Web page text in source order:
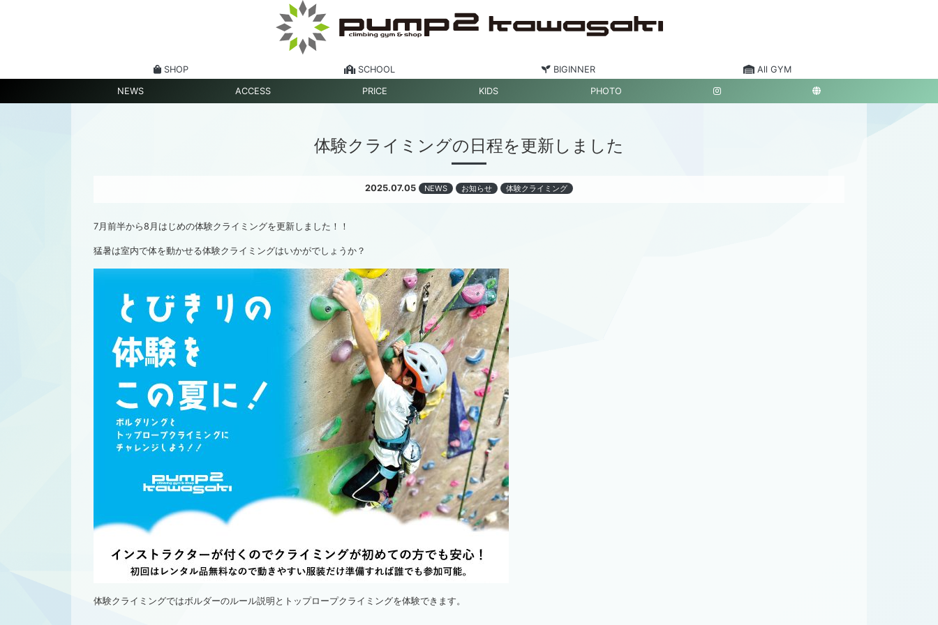
SHOP SCHOOL BIGINNER All GYM
NEWS ACCESS PRICE KIDS PHOTO
体験クライミングの日程を更新しました
2025.07.05 NEWS お知らせ 体験クライミング
7月前半から8月はじめの体験クライミングを更新しました！！
猛暑は室内で体を動かせる体験クライミングはいかがでしょうか？
体験クライミングではボルダーのルール説明とトップロープクライミングを体験できます。